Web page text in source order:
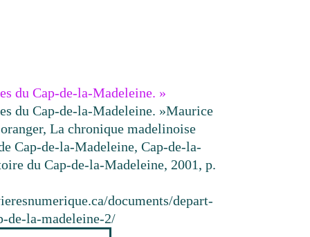
du Cap-de-la-Madeleine. »
du Cap-de-la-Madeleine. »Maurice
La chronique madelinoise
Cap-de-la-Madeleine, Cap-de-la-
du Cap-de-la-Madeleine, 2001, p.
documents/depart-
de-la-madeleine-2/